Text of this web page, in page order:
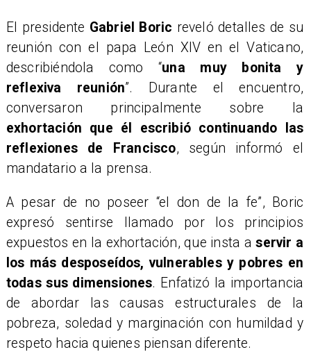
El presidente Gabriel Boric reveló detalles de su
reunión con el papa León XIV en el Vaticano,
describiéndola como “una muy bonita y
reflexiva reunión”. Durante el encuentro,
conversaron principalmente sobre la
exhortación que él escribió continuando las
reflexiones de Francisco, según informó el
mandatario a la prensa.
A pesar de no poseer “el don de la fe”, Boric
expresó sentirse llamado por los principios
expuestos en la exhortación, que insta aservir a
los más desposeídos, vulnerables y pobres en
todas sus dimensiones. Enfatizó la importancia
de abordar las causas estructurales de la
pobreza, soledad y marginación con humildad y
respeto hacia quienes piensan diferente.